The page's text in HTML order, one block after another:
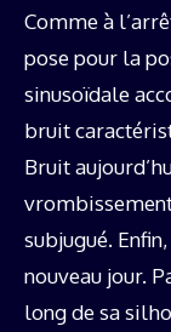
Comme à
pose pour la
sinusoïdale
bruit
Bruit
subjugué.
nouveau jour.
long de sa